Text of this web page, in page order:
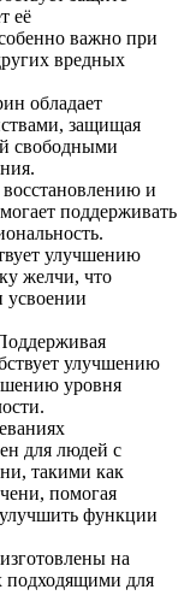
её
важно при
вредных
обладает
защищая
свободными
и
поддерживать
улучшению
желчи, что
усвоении
улучшению
уровня
для людей с
такими как
помогая
улучшить функции
на
подходящими для